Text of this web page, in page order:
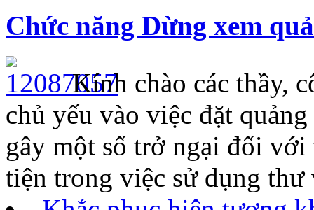
Chức năng Dừng xem
Kính chào các thầy,
chủ yếu vào việc đặt
gây một số trở ngại đối
tiện trong việc sử dụng thư